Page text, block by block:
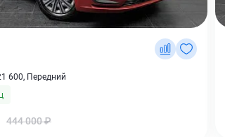
600, Передний
444 000 ₽